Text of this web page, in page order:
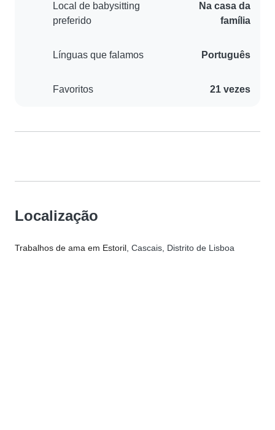
Local de babysitting
preferido
Na casa da
família
Línguas que falamos Português
Favoritos 21 vezes
Localização
Trabalhos de ama em Estoril , Cascais, Distrito de Lisboa